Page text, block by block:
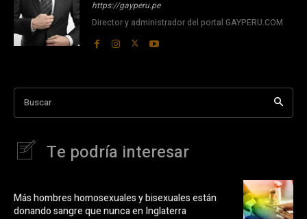
https://gayperu.pe
Director y administrador del portal GAYPERU.COM
Buscar
Te podría interesar
Más hombres homosexuales y bisexuales están
donando sangre que nunca en Inglaterra